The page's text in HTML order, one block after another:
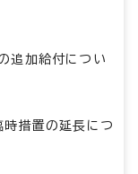
追加給付につい
時措置の延長につ